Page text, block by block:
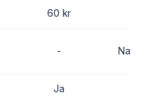
60 kr
-
Ja